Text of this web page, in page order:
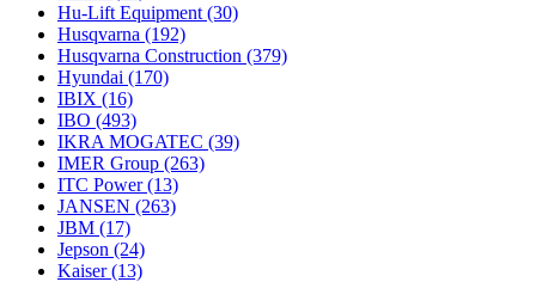
Hu-Lift Equipment (30)
Husqvarna (192)
Husqvarna Construction (379)
Hyundai (170)
IBIX (16)
IBO (493)
IKRA MOGATEC (39)
IMER Group (263)
ITC Power(13)
JANSEN (263)
JBM (17)
Jepson (24)
Kaiser(13)